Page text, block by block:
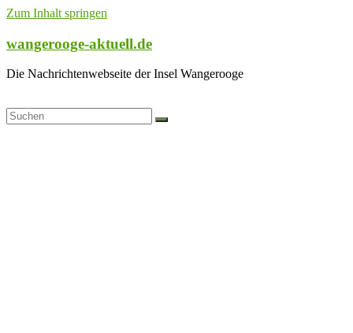
Zum Inhalt springen
wangerooge-aktuell.de
Die Nachrichtenwebseite der Insel Wangerooge